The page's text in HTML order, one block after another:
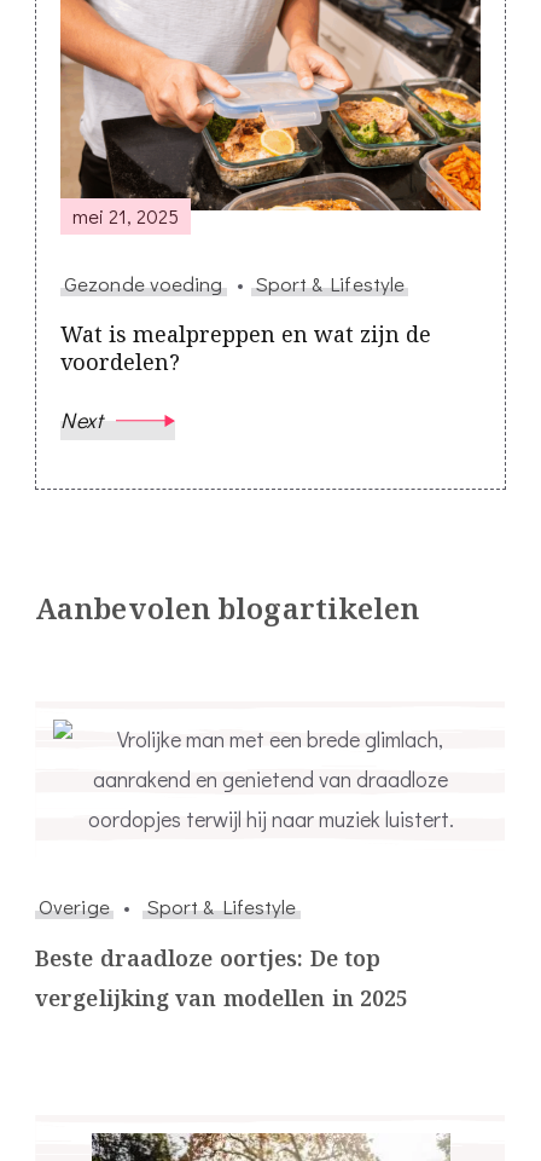
mei 21, 2025
Gezonde voeding Sport & Lifestyle
Wat is mealpreppen en wat zijn de
voordelen?
Next
Aanbevolen blogartikelen
Overige Sport & Lifestyle
Beste draadloze oortjes: De top
vergelijking van modellen in 2025